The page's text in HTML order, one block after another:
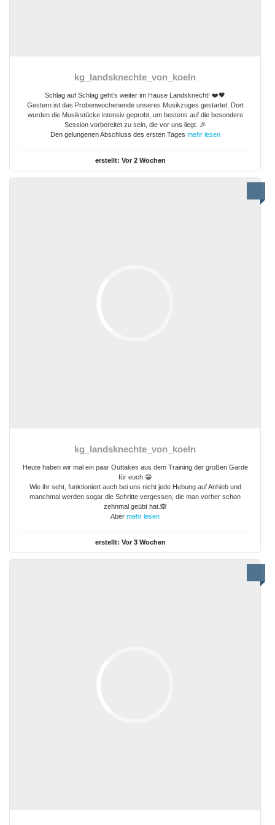
kg_landsknechte_von_koeln
Schlag auf Schlag geht’s weiter im Hause Landsknecht! ❤️🖤
Gestern ist das Probenwochenende unseres Musikzuges gestartet. Dort
wurden die Musikstücke intensiv geprobt, um bestens auf die besondere
Session vorbereitet zu sein, die vor uns liegt. 🎉
Den gelungenen Abschluss des ersten Tages mehr lesen
erstellt: Vor 2 Wochen
kg_landsknechte_von_koeln
Heute haben wir mal ein paar Outtakes aus dem Training der großen Garde
für euch.😁
Wie ihr seht, funktioniert auch bei uns nicht jede Hebung auf Anhieb und
manchmal werden sogar die Schritte vergessen, die man vorher schon
zehnmal geübt hat.🙈
Aber mehr lesen
erstellt: Vor 3 Wochen